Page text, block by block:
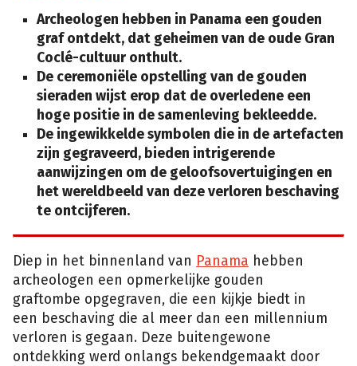
Archeologen hebben in Panama een gouden
graf ontdekt, dat geheimen van de oude Gran
Coclé-cultuur onthult.
De ceremoniële opstelling van de gouden
sieraden wijst erop dat de overledene een
hoge positie in de samenleving bekleedde.
De ingewikkelde symbolen die in de artefacten
zijn gegraveerd, bieden intrigerende
aanwijzingen om de geloofsovertuigingen en
het wereldbeeld van deze verloren beschaving
te ontcijferen.
Diep in het binnenland van Panama hebben
archeologen een opmerkelijke gouden
graftombe opgegraven, die een kijkje biedt in
een beschaving die al meer dan een millennium
verloren is gegaan. Deze buitengewone
ontdekking werd onlangs bekendgemaakt door